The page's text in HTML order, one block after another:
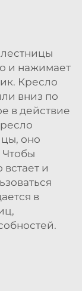
и нажимает
Кресло
вниз по
в действие
оно
Чтобы
и
в